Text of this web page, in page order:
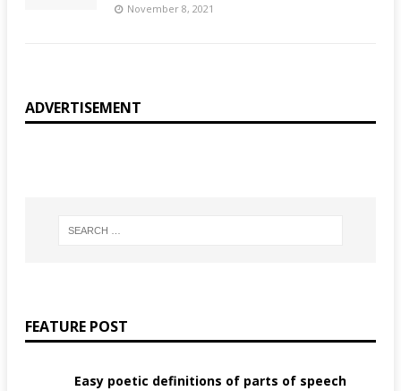
November 8, 2021
ADVERTISEMENT
FEATURE POST
Easy poetic definitions of parts of speech